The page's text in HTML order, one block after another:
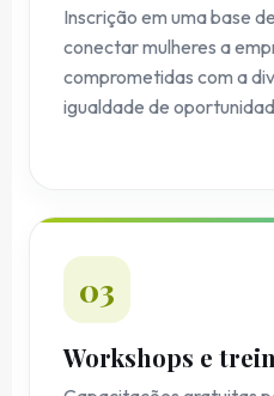
Inscrição em uma base
conectar mulheres a
comprometidas com a
igualdade de
03
Workshops e